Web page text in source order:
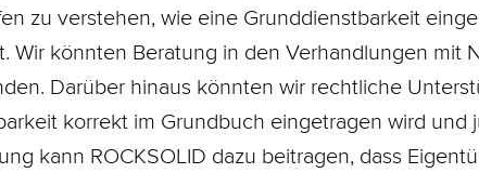
zu verstehen, wie eine Grunddienstbarkeit
Wir könnten Beratung in den Verhandlungen mit
Darüber hinaus könnten wir rechtliche
korrekt im Grundbuch eingetragen wird und
kann ROCKSOLID dazu beitragen, dass